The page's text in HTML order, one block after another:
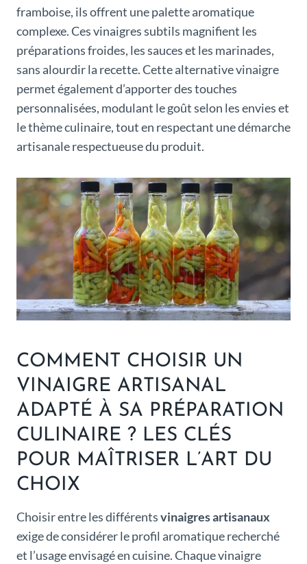
framboise, ils offrent une palette aromatique
complexe. Ces vinaigres subtils magnifient les
préparations froides, les sauces et les marinades,
sans alourdir la recette. Cette alternative vinaigre
permet également d’apporter des touches
personnalisées, modulant le goût selon les envies et
le thème culinaire, tout en respectant une démarche
artisanale respectueuse du produit.
COMMENT CHOISIR UN
VINAIGRE ARTISANAL
ADAPTÉ À SA PRÉPARATION
CULINAIRE ? LES CLÉS
POUR MAÎTRISER L’ART DU
CHOIX
Choisir entre les différentsvinaigres artisanaux
exige de considérer le profil aromatique recherché
et l’usage envisagé en cuisine. Chaque vinaigre